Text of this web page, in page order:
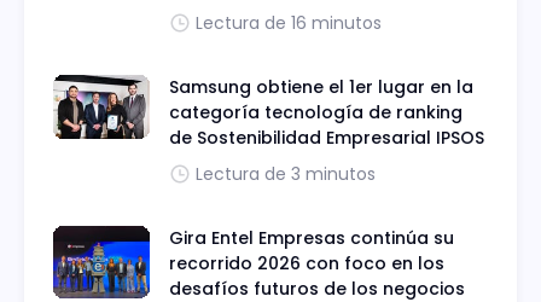
Lectura de 16 minutos
Samsung obtiene el 1er lugar en la
categoría tecnología de ranking
de Sostenibilidad Empresarial IPSOS
Lectura de 3 minutos
Gira Entel Empresas continúa su
recorrido 2026 con foco en los
desafíos futuros de los negocios